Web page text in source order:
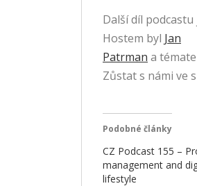
Další díl
Hostem byl Jan
Patrman a
Zůstat s námi ve
Podobné články
CZ Podcast 155 –
management and
lifestyle